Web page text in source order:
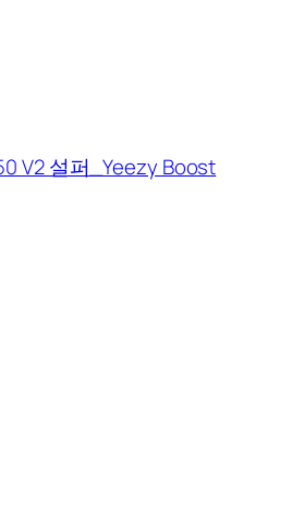
V2 설퍼_Yeezy Boost